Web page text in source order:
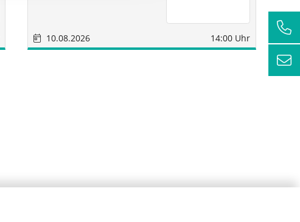
10.08.2026 14:00 Uhr